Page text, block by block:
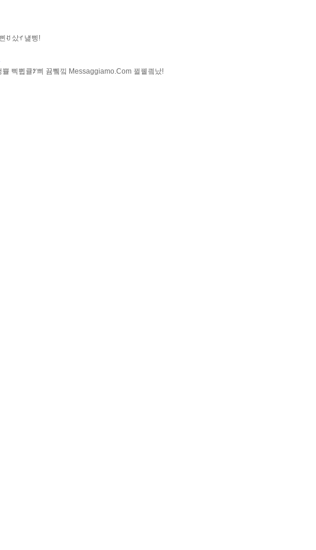
ꀀ 샀ꀈ 냹삥!
쁄 삑쀱큘ꃠ쁴 뀸쀜낔 Messaggiamo.Com 뀔뀉킠났!